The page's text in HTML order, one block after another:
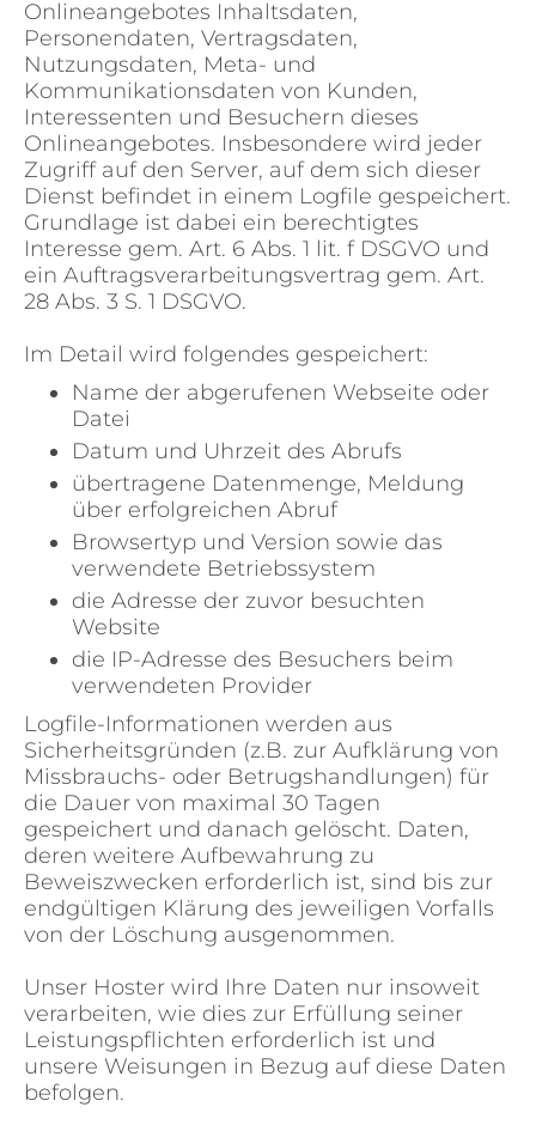
Onlineangebotes Inhaltsdaten,
Personendaten, Vertragsdaten,
Nutzungsdaten, Meta- und
Kommunikationsdaten von Kunden,
Interessenten und Besuchern dieses
Onlineangebotes. Insbesondere wird jeder
Zugriff auf den Server, auf dem sich dieser
Dienst befindet in einem Logfile gespeichert.
Grundlage ist dabei ein berechtigtes
Interesse gem. Art. 6 Abs. 1 lit. f DSGVO und
ein Auftragsverarbeitungsvertrag gem. Art.
28 Abs. 3 S. 1 DSGVO.
Im Detail wird folgendes gespeichert:
Name der abgerufenen Webseite oder
Datei
Datum und Uhrzeit des Abrufs
übertragene Datenmenge, Meldung
über erfolgreichen Abruf
Browsertyp und Version sowie das
verwendete Betriebssystem
die Adresse der zuvor besuchten
Website
die IP-Adresse des Besuchers beim
verwendeten Provider
Logfile-Informationen werden aus
Sicherheitsgründen (z.B. zur Aufklärung von
Missbrauchs- oder Betrugshandlungen) für
die Dauer von maximal 30 Tagen
gespeichert und danach gelöscht. Daten,
deren weitere Aufbewahrung zu
Beweiszwecken erforderlich ist, sind bis zur
endgültigen Klärung des jeweiligen Vorfalls
von der Löschung ausgenommen.
Unser Hoster wird Ihre Daten nur insoweit
verarbeiten, wie dies zur Erfüllung seiner
Leistungspflichten erforderlich ist und
unsere Weisungen in Bezug auf diese Daten
befolgen.